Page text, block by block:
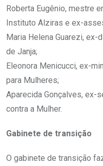
Roberta Eugênio, mestre
Instituto Alziras e ex-
Maria Helena Guarezi,
de Janja;
Eleonora Menicucci, ex-
para Mulheres;
Aparecida Gonçalves, ex-
contra a Mulher.
Gabinete de transição
O gabinete de transição